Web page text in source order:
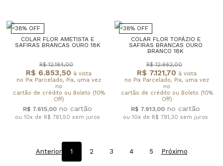
38% OFF
COLAR FLOR AMETISTA E
SAFIRAS BRANCAS OURO 18K
R$ 6.853,50 à vista
no Pix Parcelado, Pix, uma vez
no
cartão de crédito ou Boleto (10%
Off)
R$ 12.184,00
R$ 7.615,00
ou 10x de R$ 761,50 sem juros
38% OFF
COLAR FLOR TOPÁZIO E
SAFIRAS BRANCAS OURO
BRANCO 18K
R$ 7.121,70 à vista
no Pix Parcelado, Pix, uma vez
no
cartão de crédito ou Boleto (10%
Off)
R$ 12.662,00
R$ 7.913,00
ou 10x de R$ 791,30 sem juros
Anterior 1 2 3 4 5 Próximo